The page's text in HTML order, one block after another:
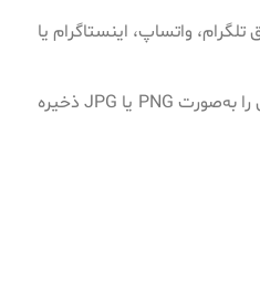
واتساپ، اینستاگرام یا
با فرمت PSD آماده شده و به‌صورت کامل قابل ویرایش است؛ می‌توانید شماره کارت، نام دارنده، تاریخ انقضا و CVV2 را تغییر دهید یا حذف کنید و خروجی نهایی را به‌صورت PNG یا JPG ذخیره